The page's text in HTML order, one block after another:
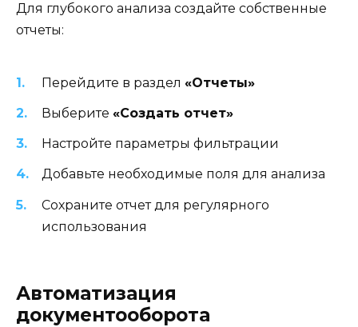
Для глубокого анализа создайте собственные
отчеты:
Перейдите в раздел «Отчеты»
Выберите «Создать отчет»
Настройте параметры фильтрации
Добавьте необходимые поля для анализа
Сохраните отчет для регулярного
использования
Автоматизация
документооборота